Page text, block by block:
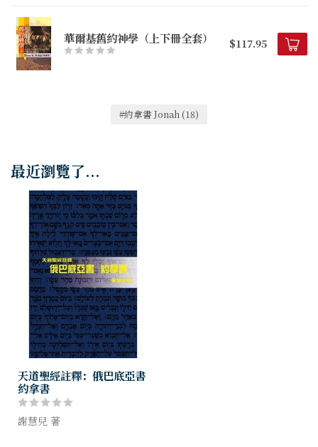
華爾基舊約神學（上下冊全套） $117.95
#約拿書 Jonah (18)
最近瀏覽了...
天道聖經註釋：俄巴底亞書
約拿書
謝慧兒 著